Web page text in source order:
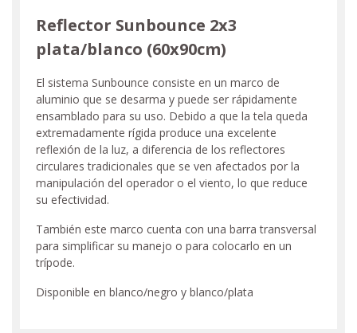
Reflector Sunbounce 2x3
plata/blanco (60x90cm)
El sistema Sunbounce consiste en un marco de
aluminio que se desarma y puede ser rápidamente
ensamblado para su uso. Debido a que la tela queda
extremadamente rígida produce una excelente
reflexión de la luz, a diferencia de los reflectores
circulares tradicionales que se ven afectados por la
manipulación del operador o el viento, lo que reduce
su efectividad.
También este marco cuenta con una barra transversal
para simplificar su manejo o para colocarlo en un
trípode.
Disponible en blanco/negro y blanco/plata